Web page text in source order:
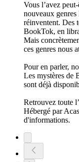
Vous l’avez
nouveaux genres
réinventent. Des
BookTok, en
Mais
ces genres nous
Pour en parler,
Les mystères de
sont déjà
Retrouvez toute
Hébergé par
d'informations.